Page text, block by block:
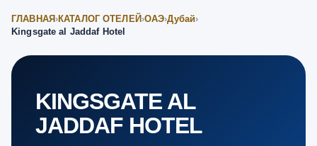
ГЛАВНАЯ ›КАТАЛОГ ОТЕЛЕЙ ›ОАЭ›Дубай›
Kingsgate al Jaddaf Hotel
KINGSGATE AL
JADDAF HOTEL